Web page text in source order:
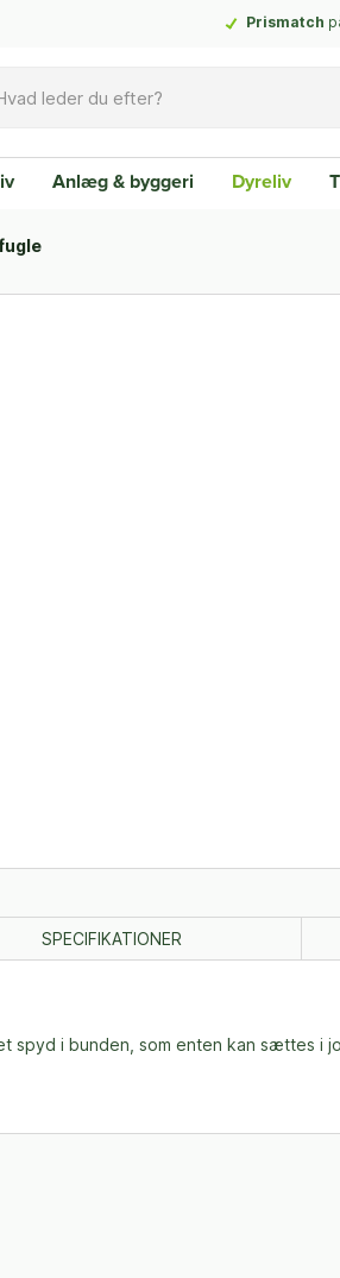
Prismatch
Anlæg & byggeri Dyreliv
SPECIFIKATIONER
spyd i bunden, som enten kan sættes i